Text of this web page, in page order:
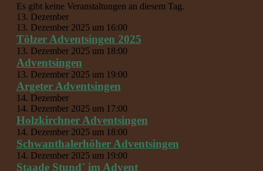
Es gibt keine Veranstaltungen an diesem Tag.
13. Dezember
13. Dezember 2025 um 16:00
Tölzer Adventsingen 2025
13. Dezember 2025 um 18:00
Adventsingen
13. Dezember 2025 um 19:00
Argeter Adventsingen
14. Dezember
14. Dezember 2025 um 17:00
Holzkirchner Adventsingen
14. Dezember 2025 um 18:00
Schwanthalerhöher Adventsingen
14. Dezember 2025 um 19:00
Staade Stund´ im Advent